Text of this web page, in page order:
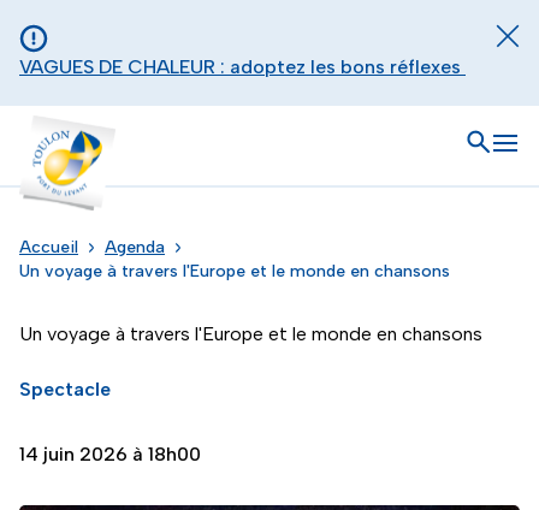
VAGUES DE CHALEUR : adoptez les bons réflexes
Toulon - Port du levant, retour à l'accueil
Ouvrir
Accueil
Agenda
Un voyage à travers l'Europe et le monde en chansons
Un voyage à travers l'Europe et le monde en chansons
Spectacle
14 juin 2026 à 18h00